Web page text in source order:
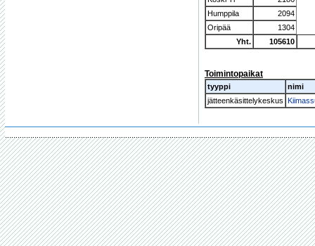
Humppila
2094
Oripää
1304
Yht.
105610
Toimintopaikat
tyyppi
nimi
jätteenkäsittelykeskus